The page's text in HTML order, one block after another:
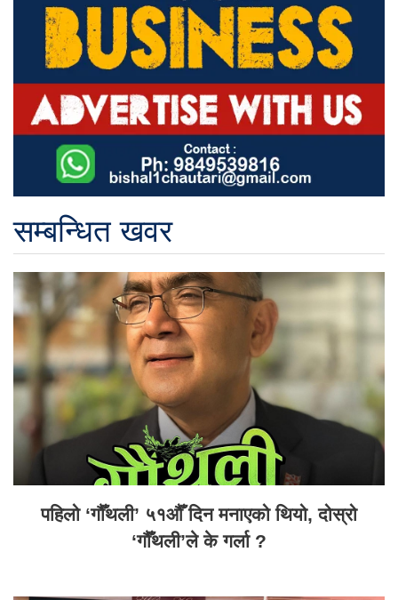
सम्बन्धित खवर
पहिलो ‘गौँथली’ ५१औँ दिन मनाएको थियो, दोस्रो
‘गौँथली’ले के गर्ला ?